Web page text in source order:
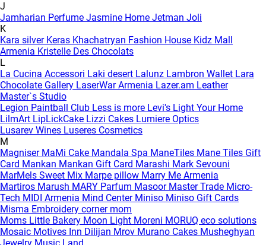
J
Jamharian Perfume Jasmine Home Jetman Joli
K
Kara silver Keras Khachatryan Fashion House Kidz Mall
Armenia Kristelle Des Chocolats
L
La Cucina Accessori Laki desert Lalunz Lambron Wallet Lara
Chocolate Gallery LaserWar Armenia Lazer.am Leather
Master`s Studio
Legion Paintball Club Less is more Levi's Light Your Home
LilmArt LipLickCake Lizzi Cakes Lumiere Optics
Lusarev Wines Luseres Cosmetics
M
Magniser MaMi Cake Mandala Spa ManeTiles Mane Tiles Gift
Card Mankan Mankan Gift Card Marashi Mark Sevouni
MarMels Sweet Mix Marpe pillow Marry Me Armenia
Martiros Marush MARY Parfum Masoor Master Trade Micro-
Tech MIDI Armenia Mind Center Miniso Miniso Gift Cards
Misma Embroidery corner mom
Moms Little Bakery Moon Light Moreni MORUQ eco solutions
Mosaic Motives Inn Dilijan Mrov Murano Cakes Musheghyan